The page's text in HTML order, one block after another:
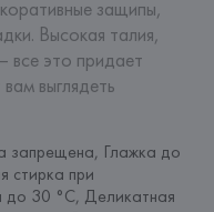
защипы,
Высокая талия,
все это придает
выглядеть
запрещена, Глажка до
стирка при
до 30 °C, Деликатная